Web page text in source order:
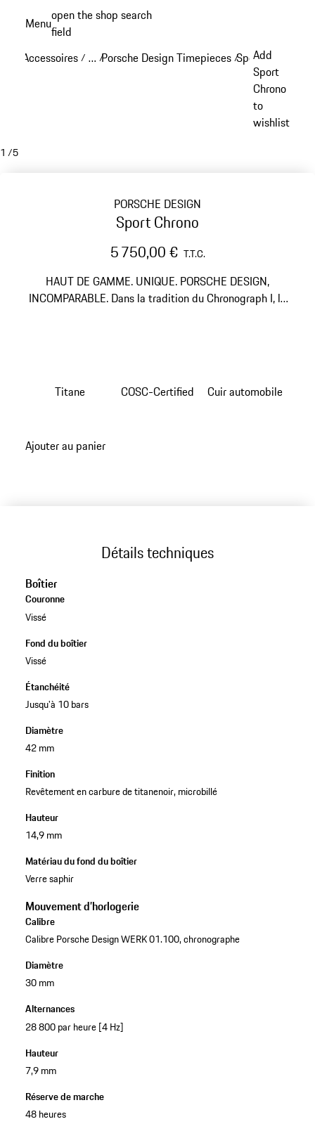
principal
Menuopen the shop search
field
Accessoires / …
Reveal collapsed breadcrumb items
/Porsche Design Timepieces /Sport Chrono
Add
Sport
Chrono
to
wishlist
1 /5
PORSCHE DESIGN
Sport Chrono
5 750,00 € T.T.C.
HAUT DE GAMME. UNIQUE. PORSCHE DESIGN,
INCOMPARABLE. Dans la tradition du Chronograph I, la
version chronographe est dotée du calibre Porsche
Titane COSC-Certified Cuir automobile
Ajouter au panier
Détails techniques
Boîtier
Couronne
Vissé
Fond du boîtier
Vissé
Étanchéité
Jusqu'à 10 bars
Diamètre
42 mm
Finition
Revêtement en carbure de titanenoir, microbillé
Hauteur
14,9 mm
Matériau du fond du boîtier
Verre saphir
Mouvement d’horlogerie
Calibre
Calibre Porsche Design WERK 01.100, chronographe
Diamètre
30 mm
Alternances
28 800 par heure [4 Hz]
Hauteur
7,9 mm
Réserve de marche
48 heures